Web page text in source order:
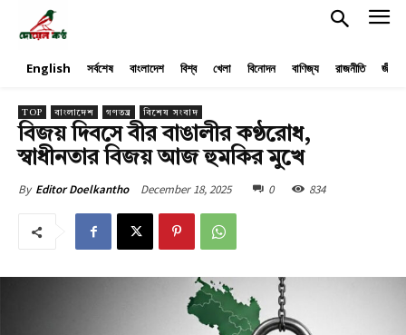
English সর্বশেষ বাংলাদেশ বিশ্ব খেলা বিনোদন বাণিজ্য রাজনীতি
TOP বাংলাদেশ গণতন্ত্র বিশেষ সংবাদ
বিজয় দিবসে বীর বাঙালীর কণ্ঠরোধ,
স্বাধীনতার বিজয় আজ হুমকির মুখে
By Editor Doelkantho December 18, 2025 0 834